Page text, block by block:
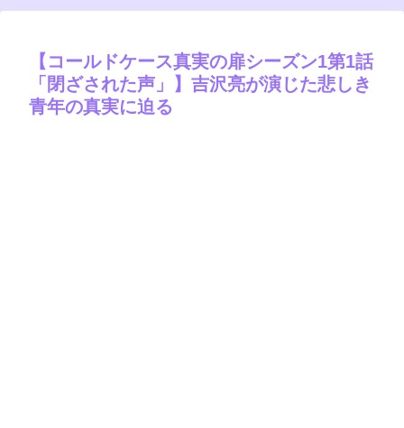
【コールドケース真実の扉シーズン1第1話
「閉ざされた声」】吉沢亮が演じた悲しき
青年の真実に迫る